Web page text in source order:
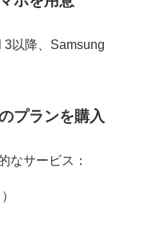
以降、Samsung
プランを購入
なサービス：